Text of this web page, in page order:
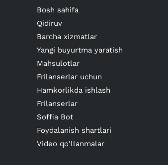
Bosh sahifa
Qidiruv
Barcha xizmatlar
Yangi buyurtma yaratish
Mahsulotlar
Frilanserlar uchun
Hamkorlikda ishlash
Frilanserlar
Soffia Bot
Foydalanish shartlari
Video qo'llanmalar